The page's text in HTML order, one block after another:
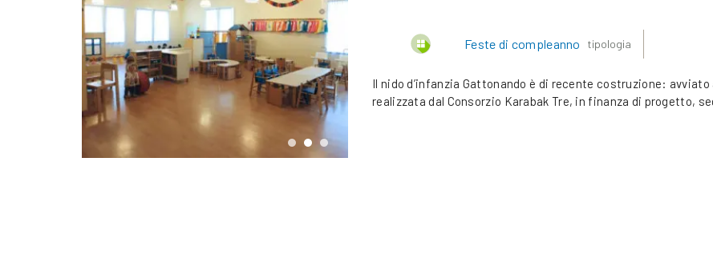
Feste di compleanno tipologia
Il nido d’infanzia Gattonando è di recente costruzione:
realizzata dal Consorzio Karabak Tre, in finanza di progetto,